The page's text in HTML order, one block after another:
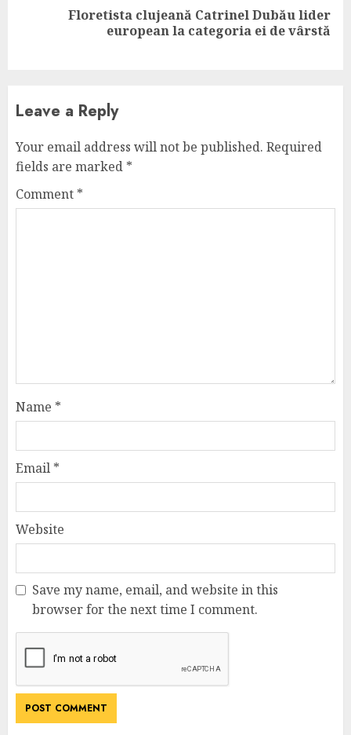
Floretista clujeană Catrinel Dubău lider
european la categoria ei de vârstă
Leave a Reply
Your email address will not be published. Required
fields are marked *
Comment *
Name *
Email *
Website
Save my name, email, and website in this
browser for the next time I comment.